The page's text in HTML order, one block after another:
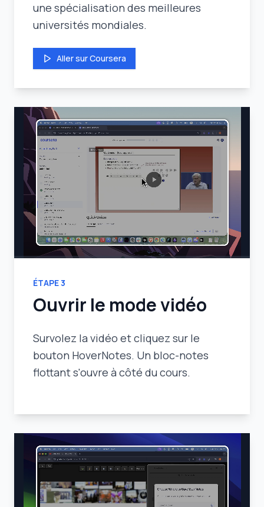
une spécialisation des meilleures
universités mondiales.
Aller sur Coursera
ÉTAPE3
Ouvrir le mode vidéo
Survolez la vidéo et cliquez sur le
bouton HoverNotes. Un bloc-notes
flottant s'ouvre à côté du cours.